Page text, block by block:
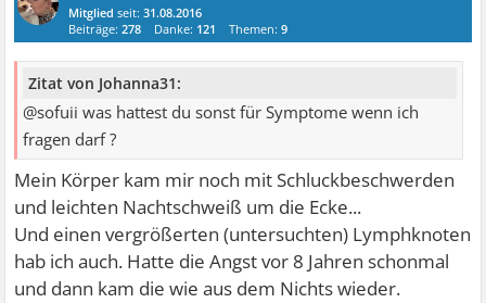
Mitglied seit:31.08.2016
Beiträge:278 Danke: 121 Themen:9
Zitat von Johanna31:
@sofuii was hattest du sonst für Symptome wenn ich
fragen darf ?
Mein Körper kam mir noch mit Schluckbeschwerden
und leichten Nachtschweiß um die Ecke...
Und einen vergrößerten (untersuchten) Lymphknoten
hab ich auch. Hatte die Angst vor 8 Jahren schonmal
und dann kam die wie aus dem Nichts wieder.